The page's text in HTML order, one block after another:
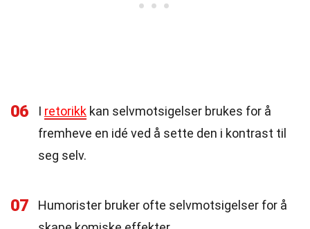
06 I retorikk kan selvmotsigelser brukes for å
fremheve en idé ved å sette den i kontrast til
seg selv.
07
Humorister bruker ofte selvmotsigelser for å